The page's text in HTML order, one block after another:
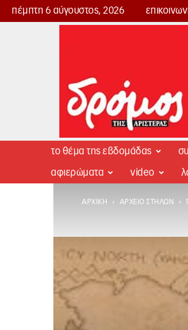
πέμπτη 6 αύγουστος, 2026
Δρόμος
το θέμα της εβδομάδας
αφιερώματα video
ΑΡΧΙΚΉ ΑΡΧΕΊΟ ΣΤΗΛΏΝ